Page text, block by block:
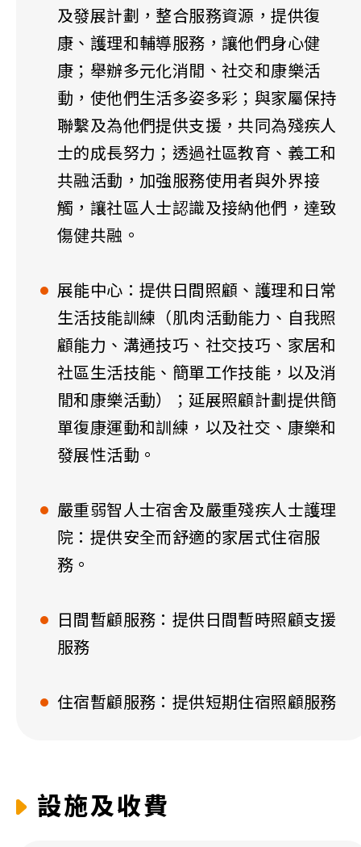
及發展計劃，整合服務資源，提供復
康、護理和輔導服務，讓他們身心健
康；舉辦多元化消閒、社交和康樂活
動，使他們生活多姿多彩；與家屬保持
聯繫及為他們提供支援，共同為殘疾人
士的成長努力；透過社區教育、義工和
共融活動，加強服務使用者與外界接
觸，讓社區人士認識及接納他們，達致
傷健共融。
展能中心：提供日間照顧、護理和日常
生活技能訓練（肌肉活動能力、自我照
顧能力、溝通技巧、社交技巧、家居和
社區生活技能、簡單工作技能，以及消
閒和康樂活動）；延展照顧計劃提供簡
單復康運動和訓練，以及社交、康樂和
發展性活動。
嚴重弱智人士宿舍及嚴重殘疾人士護理
院：提供安全而舒適的家居式住宿服
務。
日間暫顧服務：提供日間暫時照顧支援
服務
住宿暫顧服務：提供短期住宿照顧服務
設施及收費